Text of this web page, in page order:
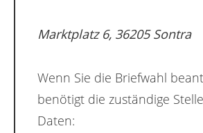
Marktplatz 6, 36205 Sontra
Wenn Sie die Briefwahl
benötigt die zuständige
Daten: